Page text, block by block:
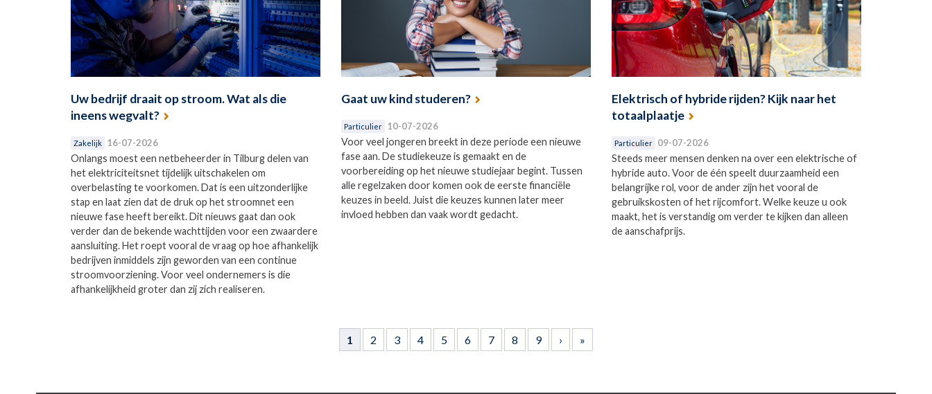
Uw bedrijf draait op stroom. Wat als die
ineens wegvalt?
Zakelijk 16-07-2026
Onlangs moest een netbeheerder in Tilburg delen van
het elektriciteitsnet tijdelijk uitschakelen om
overbelasting te voorkomen. Dat is een uitzonderlijke
stap en laat zien dat de druk op het stroomnet een
nieuwe fase heeft bereikt. Dit nieuws gaat dan ook
verder dan de bekende wachttijden voor een zwaardere
aansluiting. Het roept vooral de vraag op hoe afhankelijk
bedrijven inmiddels zijn geworden van een continue
stroomvoorziening. Voor veel ondernemers is die
afhankelijkheid groter dan zij zich realiseren.
Gaat uw kind studeren?
Particulier 10-07-2026
Voor veel jongeren breekt in deze periode een nieuwe
fase aan. De studiekeuze is gemaakt en de
voorbereiding op het nieuwe studiejaar begint. Tussen
alle regelzaken door komen ook de eerste financiële
keuzes in beeld. Juist die keuzes kunnen later meer
invloed hebben dan vaak wordt gedacht.
Elektrisch of hybride rijden? Kijk naar het
totaalplaatje
Particulier 09-07-2026
Steeds meer mensen denken na over een elektrische of
hybride auto. Voor de één speelt duurzaamheid een
belangrijke rol, voor de ander zijn het vooral de
gebruikskosten of het rijcomfort. Welke keuze u ook
maakt, het is verstandig om verder te kijken dan alleen
de aanschafprijs.
1 2 3 4 5 6 7 8 9 › »